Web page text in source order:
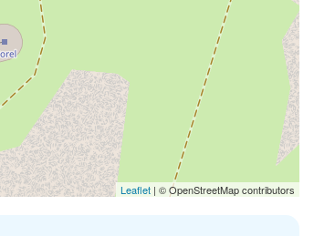
Leaflet | © OpenStreetMap contributors